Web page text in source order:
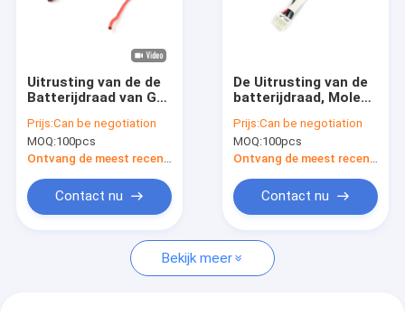
Fabrieksreis
Elektronische Draaduitrusting
De Uitrusting van de batterijdraad
Uitrusting van de de
Batterijdraad van Gr
Elektrische Kabels
van UL1007 18AWG
Prijs:Can be negotiation
MOQ:100pcs
Ontvang de meest recente Prijs
Contact nu
De Uitrusting van de
batterijdraad, Molex
4.2mm Eind
Elektrische
Draadkabel
Prijs:Can be negotiation
MOQ:100pcs
Ontvang de meest recente Prijs
Contact nu
Bekijk meer